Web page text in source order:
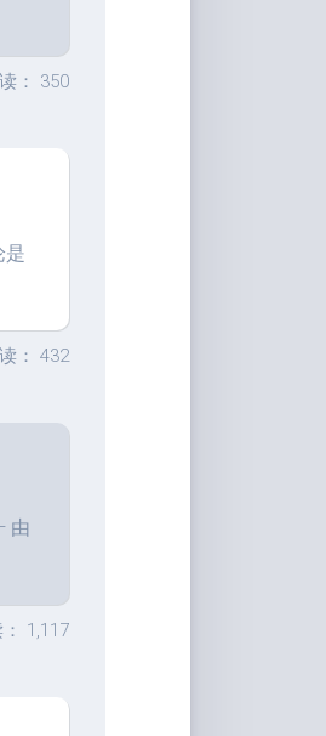
： 350
是
： 432
由
1,117